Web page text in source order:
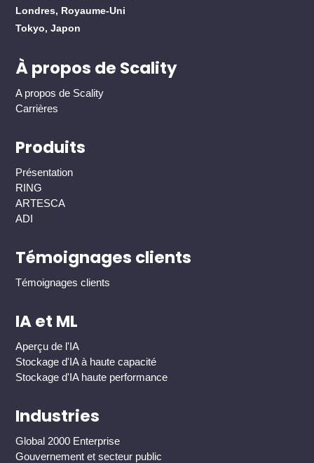
Londres, Royaume-Uni
Tokyo, Japon
À propos de Scality
A propos de Scality
Carrières
Produits
Présentation
RING
ARTESCA
ADI
Témoignages clients
Témoignages clients
IA et ML
Aperçu de l'IA
Stockage d'IA à haute capacité
Stockage d'IA haute performance
Industries
Global 2000 Enterprise
Gouvernement et secteur public